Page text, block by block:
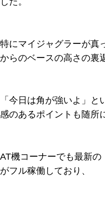
特にマイジャグラーが真
からのベースの高さの裏
「今日は角が強いよ」
感のあるポイントも随所
AT機コーナーでも最新の
がフル稼働しており、